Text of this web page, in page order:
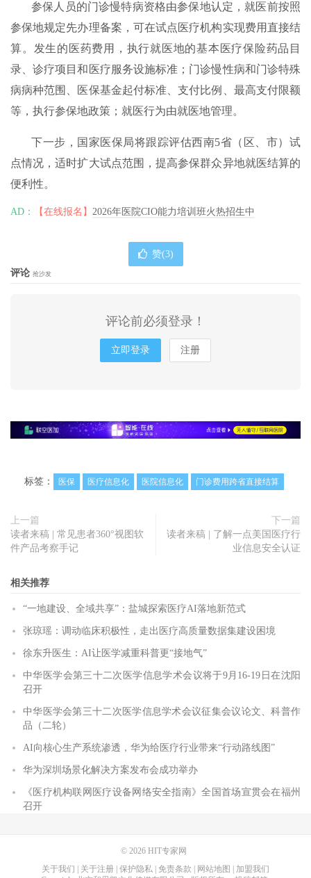
参保人员的门诊慢特病资格由参保地认定，就医前按照
参保地规定先办理备案，可在试点医疗机构实现费用直接结
算。发生的医药费用，执行就医地的基本医疗保险药品目
录、诊疗项目和医疗服务设施标准；门诊慢性病和门诊特殊
病病种范围、医保基金起付标准、支付比例、最高支付限额
等，执行参保地政策；就医行为由就医地管理。
下一步，国家医保局将跟踪评估西南5省（区、市）试
点情况，适时扩大试点范围，提高参保群众异地就医结算的
便利性。
AD： 【在线报名】 2026年医院CIO能力培训班火热招生中
赞(3)
评论 抢沙发
评论前必须登录！
立即登录 注册
标签： 医保 医疗信息化 医院信息化 门诊费用跨省直接结算
上一篇
读者来稿 | 常见患者360°视图软
件产品考察手记
下一篇
读者来稿 | 了解一点美国医疗行
业信息安全认证
相关推荐
“一地建设、全域共享”：盐城探索医疗AI落地新范式
张琼瑶：调动临床积极性，走出医疗高质量数据集建设困境
徐东升医生：AI让医学减重科普更“接地气”
中华医学会第三十二次医学信息学术会议将于9月16-19日在沈阳
召开
中华医学会第三十二次医学信息学术会议征集会议论文、科普作
品（二轮）
AI向核心生产系统渗透，华为给医疗行业带来“行动路线图”
华为深圳场景化解决方案发布会成功举办
《医疗机构联网医疗设备网络安全指南》全国首场宣贯会在福州
召开
© 2026 HIT专家网
关于我们
关于注册 保护隐私 免责条款 网站地图
加盟我们